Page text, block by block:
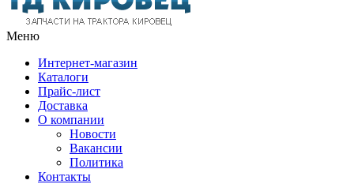
Меню
Интернет-магазин
Каталоги
Прайс-лист
Доставка
О компании
Новости
Вакансии
Политика
Контакты